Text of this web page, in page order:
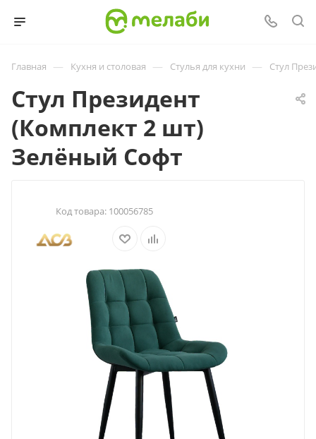
Главная — Кухня и столовая — Стулья для кухни — Стул
Стул Президент
(Комплект 2 шт)
Зелёный Софт
Код товара: 100056785